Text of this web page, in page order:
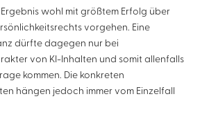
wohl mit größtem Erfolg über
vorgehen. Eine
dürfte dagegen nur bei
von KI-Inhalten und somit allenfalls
kommen. Die konkreten
hängen jedoch immer vom Einzelfall